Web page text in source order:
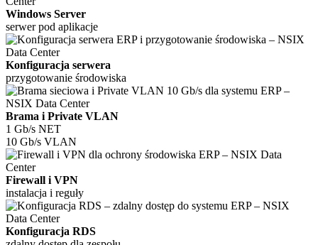
Windows Server
serwer pod aplikacje
Konfiguracja serwera
przygotowanie środowiska
Brama i Private VLAN
1 Gb/s NET
10 Gb/s VLAN
Firewall i VPN
instalacja i reguły
Konfiguracja RDS